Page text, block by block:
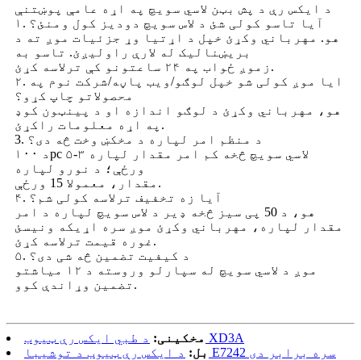
د ایکس رې د پش بټن لاسي سویچ په اړه عامې پوښتنې
۱. آیا تاسو کولی شئ د لاس سویچ دودیز کول ومنئ؟
هو. مهرباني وکړئ خپل د اړتیا وړ جزئیات موږ ته د
بریښنالیک له لارې راولیږئ. تاسو به
زموږ ځواب په ۲۴ ساعتونو کې ترلاسه کړئ.
۲. ایا موږ کولی شو خپل لوګو/ویب پاڼه/شرکت نوم په
محصولاتو چاپ کړو؟
هو، مهرباني وکړئ د لوګو اندازه او د پینټون کوډ
په اړه معلومات راکړئ.
3. د منظم امر لپاره د مخکښ وخت څه دی؟
د ۱۰۰pc لاسي سویچ څخه کم امر مقدار لپاره ۳-۵
ورځې؛ د نورو لپاره
مقدار، معمولا 15 ورځې.
۴. آیا زه تخفیف ترلاسه کولی شم؟
هو، د 50 پی سیز څخه ډیر د لاس سویچ لپاره د امر
مقدار لپاره، مهرباني وکړئ موږ سره اړیکه ونیسئ
غوره قیمت ترلاسه کړئ.
۵. د کیفیت تضمین څه شی دی؟
موږ د لاسي سویچ له سپارلو وروسته د ۱۲ میاشتو
تضمین وړاندې کوو.
مخکینی: د طبي ایکس رې ټیوب XD3A
بل:
د ایکس رې ټیوب د توشیبا E7242 سره برابر دی